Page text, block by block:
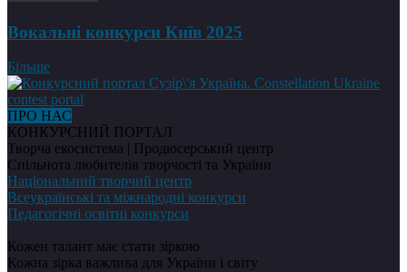
Вокальні конкурси Київ 2025
Більше
ПРО НАС
КОНКУРСНИЙ ПОРТАЛ
Творча екосистема | Продюсерський центр
Спільнота любителів творчості та України
Національний творчий центр
Всеукраїнські та міжнародні конкурси
Педагогічні освітні конкурси
Кожен талант має стати зіркою
Кожна зірка важлива для України і світу